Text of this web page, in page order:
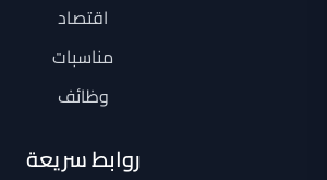
اقتصاد
مناسبات
وظائف
روابط سريعة